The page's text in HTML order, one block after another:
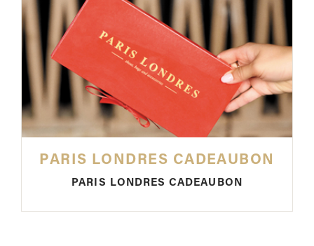
PARIS LONDRES CADEAUBON
PARIS LONDRES CADEAUBON